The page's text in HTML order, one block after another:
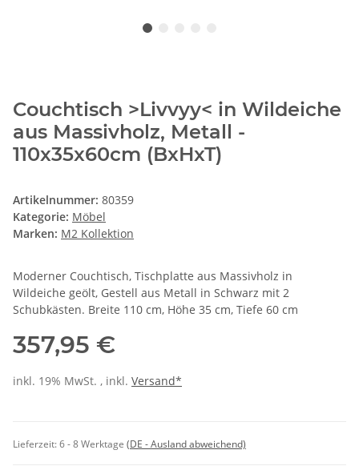
Couchtisch >Livvyy< in Wildeiche
aus Massivholz, Metall -
110x35x60cm (BxHxT)
Artikelnummer: 80359
Kategorie: Möbel
Marken: M2 Kollektion
Moderner Couchtisch, Tischplatte aus Massivholz in
Wildeiche geölt, Gestell aus Metall in Schwarz mit 2
Schubkästen. Breite 110 cm, Höhe 35 cm, Tiefe 60 cm
357,95 €
inkl. 19% MwSt. , inkl. Versand*
Lieferzeit:6 - 8 Werktage (DE - Ausland abweichend)